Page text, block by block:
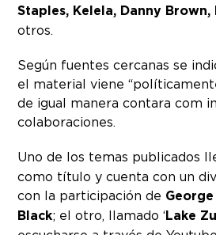
Staples, Kelela, Danny Brown,
otros.
Según fuentes cercanas se
el material viene
de igual manera contara com
colaboraciones.
Uno de los temas publicados
como título y cuenta con un
con la participación de
Black; el otro, llamado ‘Lake